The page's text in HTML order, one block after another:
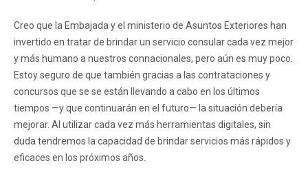
Creo que la Embajada y el ministerio de Asuntos Exteriores han
invertido en tratar de brindar un servicio consular cada vez mejor
y más humano a nuestros connacionales, pero aún es muy poco.
Estoy seguro de que también gracias a las contrataciones y
concursos que se se están llevando a cabo en los últimos
tiempos —y que continuarán en el futuro— la situación debería
mejorar. Al utilizar cada vez más herramientas digitales, sin
duda tendremos la capacidad de brindar servicios más rápidos y
eficaces en los próximos años.